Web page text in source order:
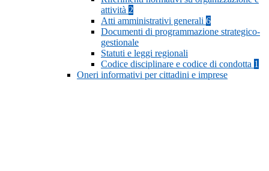
attività 2
Atti amministrativi generali 6
Documenti di programmazione strategico-
gestionale
Statuti e leggi regionali
Codice disciplinare e codice di condotta 1
Oneri informativi per cittadini e imprese